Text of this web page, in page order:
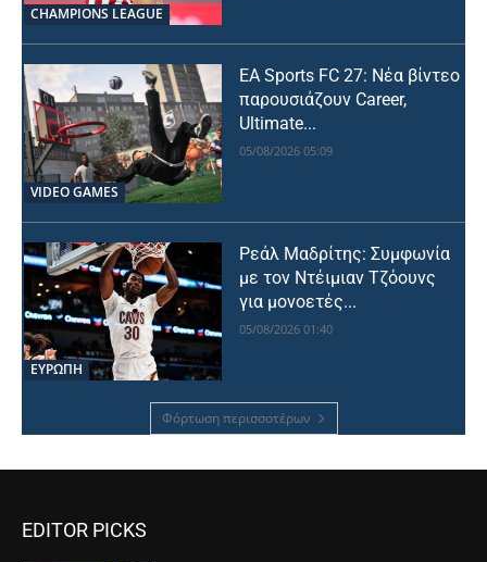
CHAMPIONS LEAGUE
VIDEO GAMES
EA Sports FC 27: Νέα βίντεο
παρουσιάζουν Career,
Ultimate...
05/08/2026 05:09
ΕΥΡΩΠΗ
Ρεάλ Μαδρίτης: Συμφωνία
με τον Ντέιμιαν Τζόουνς
για μονοετές...
05/08/2026 01:40
Φόρτωση περισσοτέρων
EDITOR PICKS